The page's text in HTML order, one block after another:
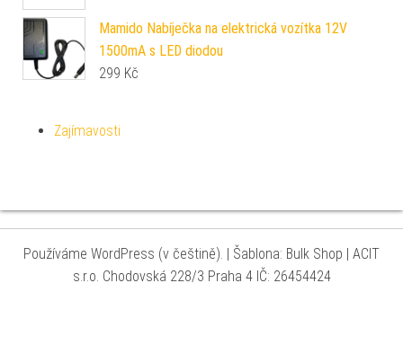
Mamido Nabíječka na elektrická vozítka 12V
1500mA s LED diodou
299 Kč
Zajímavosti
Používáme WordPress (v češtině). Šablona: Bulk Shop
| ACIT
s.r.o. Chodovská 228/3 Praha 4 IČ: 26454424